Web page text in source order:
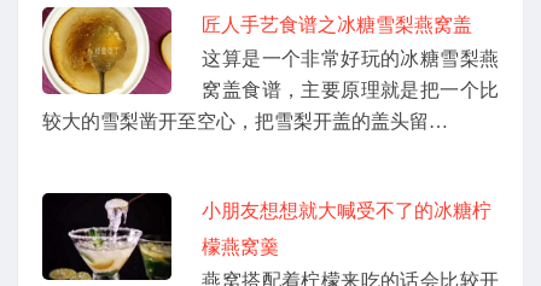
匠人手艺食谱之冰糖雪梨燕窝盖
这算是一个非常好玩的冰糖雪梨燕
窝盖食谱，主要原理就是把一个比
较大的雪梨凿开至空心，把雪梨开盖的盖头留…
小朋友想想就大喊受不了的冰糖柠
檬燕窝羹
燕窝搭配着柠檬来吃的话会比较开